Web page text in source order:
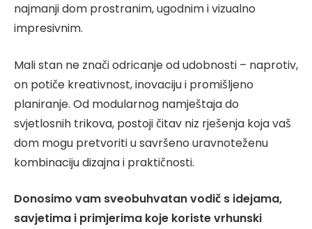
najmanji dom prostranim, ugodnim i vizualno
impresivnim.
Mali stan ne znači odricanje od udobnosti – naprotiv,
on potiče kreativnost, inovaciju i promišljeno
planiranje. Od modularnog namještaja do
svjetlosnih trikova, postoji čitav niz rješenja koja vaš
dom mogu pretvoriti u savršeno uravnoteženu
kombinaciju dizajna i praktičnosti.
Donosimo vam sveobuhvatan vodič s idejama,
savjetima i primjerima koje koriste vrhunski